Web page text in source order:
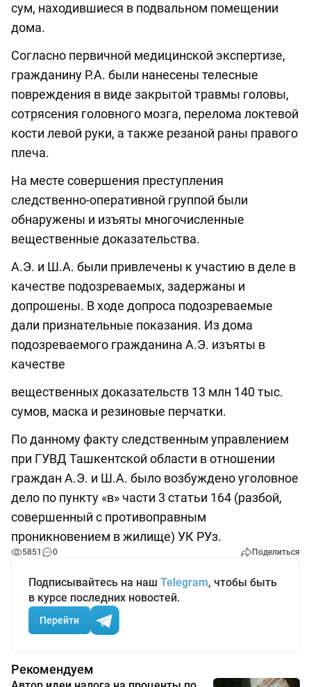
сум, находившиеся в подвальном помещении
дома.
Согласно первичной медицинской экспертизе,
гражданину Р.А. были нанесены телесные
повреждения в виде закрытой травмы головы,
сотрясения головного мозга, перелома локтевой
кости левой руки, а также резаной раны правого
плеча.
На месте совершения преступления
следственно-оперативной группой были
обнаружены и изъяты многочисленные
вещественные доказательства.
А.Э. и Ш.А. были привлечены к участию в деле в
качестве подозреваемых, задержаны и
допрошены. В ходе допроса подозреваемые
дали признательные показания. Из дома
подозреваемого гражданина А.Э. изъяты в
качестве
вещественных доказательств 13 млн 140 тыс.
сумов, маска и резиновые перчатки.
По данному факту следственным управлением
при ГУВД Ташкентской области в отношении
граждан А.Э. и Ш.А. было возбуждено уголовное
дело по пункту «в» части 3 статьи 164 (разбой,
совершенный с противоправным
проникновением в жилище) УК РУз.
5851 0 Поделиться
Подписывайтесь на наш Telegram, чтобы быть
в курсе последних новостей.
Перейти
Рекомендуем